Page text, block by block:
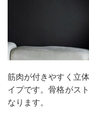
筋肉が付きやすく立
イプです。骨格がス
なります。